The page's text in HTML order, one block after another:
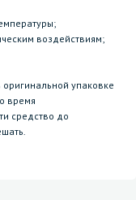
воздействиям;
упаковке
время
средство до